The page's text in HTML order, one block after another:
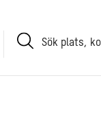
Sök
plats,
kontakt,